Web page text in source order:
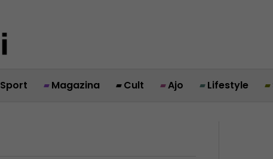
Sport Magazina Cult Ajo Lifestyle